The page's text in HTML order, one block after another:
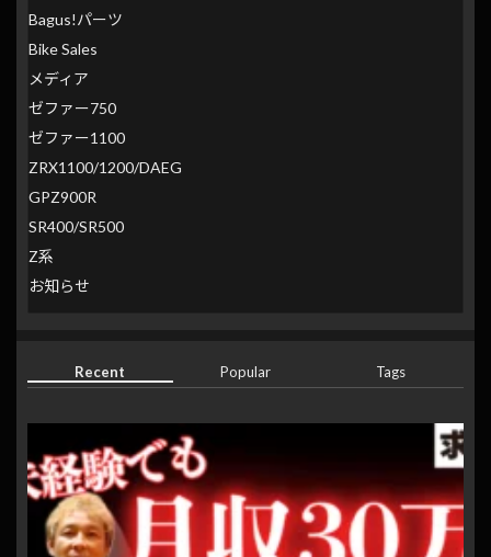
Bagus!パーツ
Bike Sales
メディア
ゼファー750
ゼファー1100
ZRX1100/1200/DAEG
GPZ900R
SR400/SR500
Z系
お知らせ
Recent Popular Tags